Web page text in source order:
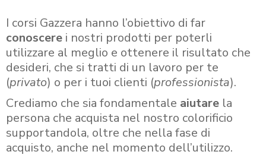
I corsi Gazzera hanno l’obiettivo di far
conoscere i nostri prodotti per poterli
utilizzare al meglio e ottenere il risultato che
desideri, che si tratti di un lavoro per te
(privato) o per i tuoi clienti (professionista).
Crediamo che sia fondamentale aiutare la
persona che acquista nel nostro colorificio
supportandola, oltre che nella fase di
acquisto, anche nel momento dell’utilizzo.